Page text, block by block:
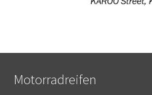
Motorradreifen